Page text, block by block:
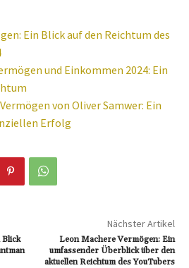
Ein Blick auf den Reichtum des
und Einkommen 2024: Ein
von Oliver Samwer: Ein
Erfolg
Blick
Nächster Artikel
Leon Machere Vermögen: Ein
umfassender Überblick über den
aktuellen Reichtum des YouTubers